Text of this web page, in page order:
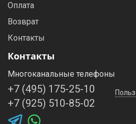
Оплата
Возврат
Контакты
Контакты
Многоканальные телефоны
+7 (495) 175-25-10
+7 (925) 510-85-02